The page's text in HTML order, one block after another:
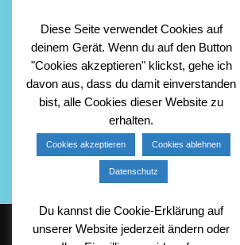
Suchen
nach:
PROUDLY POWERED BY WORDPRESS &
Diese Seite verwendet Cookies auf
deinem Gerät. Wenn du auf den Button
"Cookies akzeptieren" klickst, gehe ich
davon aus, dass du damit einverstanden
bist, alle Cookies dieser Website zu
erhalten.
Cookies akzeptieren Cookies ablehnen
Datenschutz
Du kannst die Cookie-Erklärung auf
unserer Website jederzeit ändern oder